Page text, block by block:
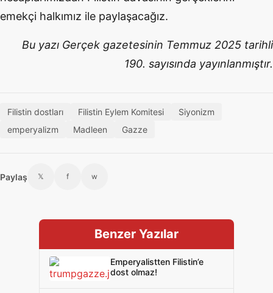
emekçi halkımız ile paylaşacağız.
Bu yazı Gerçek gazetesinin Temmuz 2025 tarihli
190. sayısında yayınlanmıştır.
Filistin dostları Filistin Eylem Komitesi
Siyonizm
emperyalizm
Madleen Gazze
Paylaş 𝕏 f w
Benzer Yazılar
Emperyalistten Filistin’e
dost olmaz!